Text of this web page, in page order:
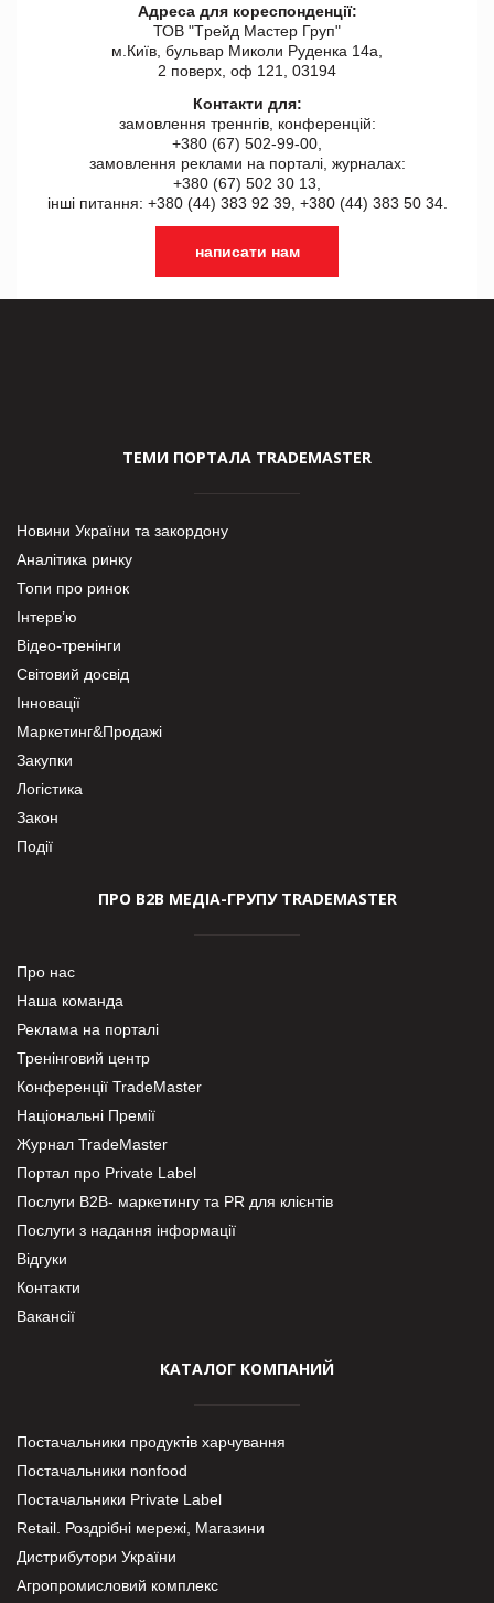
Адреса для кореспонденції:
ТОВ "Tрейд Мастер Груп"
м.Київ, бульвар Миколи Руденка 14а,
2 поверх, оф 121, 03194
Контакти для:
замовлення треннгів, конференцій:
+380 (67) 502-99-00,
замовлення реклами на порталі, журналах:
+380 (67) 502 30 13,
інші питання: +380 (44) 383 92 39, +380 (44) 383 50 34.
написати нам
ТЕМИ ПОРТАЛА TRADEMASTER
Новини України та закордону
Аналітика ринку
Топи про ринок
Інтерв’ю
Відео-тренінги
Світовий досвід
Інновації
Маркетинг&Продажі
Закупки
Логістика
Закон
Події
ПРО В2В МЕДІА-ГРУПУ TRADEMASTER
Про нас
Наша команда
Реклама на порталі
Тренінговий центр
Конференції TradeMaster
Національні Премії
Журнал TradeMaster
Портал про Private Label
Послуги В2В- маркетингу та PR для клієнтів
Послуги з надання інформації
Відгуки
Контакти
Вакансії
КАТАЛОГ КОМПАНИЙ
Постачальники продуктів харчування
Постачальники nonfood
Постачальники Private Label
Retail. Роздрібні мережі, Магазини
Дистрибутори України
Агропромисловий комплекс